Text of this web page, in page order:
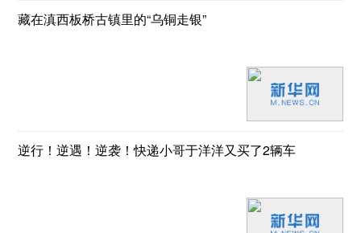
藏在滇西板桥古镇里的“乌铜走银”
逆行！逆遇！逆袭！快递小哥于洋洋又买了2辆车